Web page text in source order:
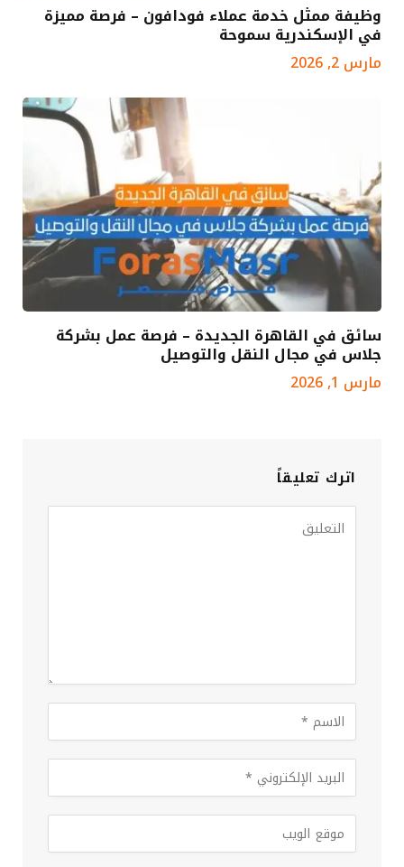
وظيفة ممثل خدمة عملاء فودافون – فرصة مميزة
في الإسكندرية سموحة
مارس 2, 2026
سائق في القاهرة الجديدة – فرصة عمل بشركة
جلاس في مجال النقل والتوصيل
مارس 1, 2026
اترك تعليقاً